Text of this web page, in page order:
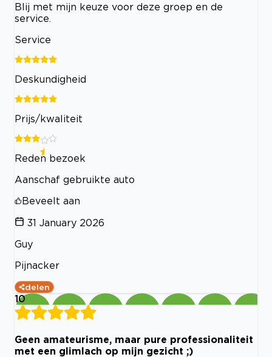
Blij met mijn keuze voor deze groep en de
service.
Service
Deskundigheid
Prijs/kwaliteit
Reden bezoek
Aanschaf gebruikte auto
Beveelt aan
31 January 2026
Guy
Pijnacker
delen
10
Geen amateurisme, maar pure professionaliteit
met een glimlach op mijn gezicht ;)